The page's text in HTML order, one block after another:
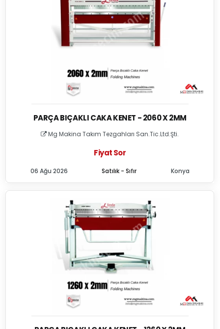
PARÇA BIÇAKLI CAKA KENET - 2060 X 2MM
Mg Makina Takım Tezgahları San.Tic.Ltd.Şti.
Fiyat Sor
Satılık - Sıfır
06 Ağu 2026 Konya